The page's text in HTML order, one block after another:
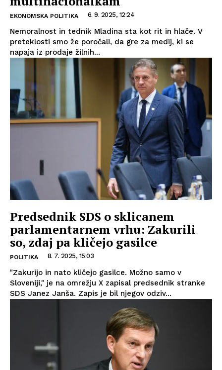
EKONOMSKA POLITIKA 6. 9. 2025, 12:24
Nemoralnost in tednik Mladina sta kot rit in hlače. V
preteklosti smo že poročali, da gre za medij, ki se
napaja iz prodaje žilnih...
Predsednik SDS o sklicanem
parlamentarnem vrhu: Zakurili
so, zdaj pa kličejo gasilce
POLITIKA 8. 7. 2025, 15:03
"Zakurijo in nato kličejo gasilce. Možno samo v
Sloveniji," je na omrežju X zapisal predsednik stranke
SDS Janez Janša. Zapis je bil njegov odziv...